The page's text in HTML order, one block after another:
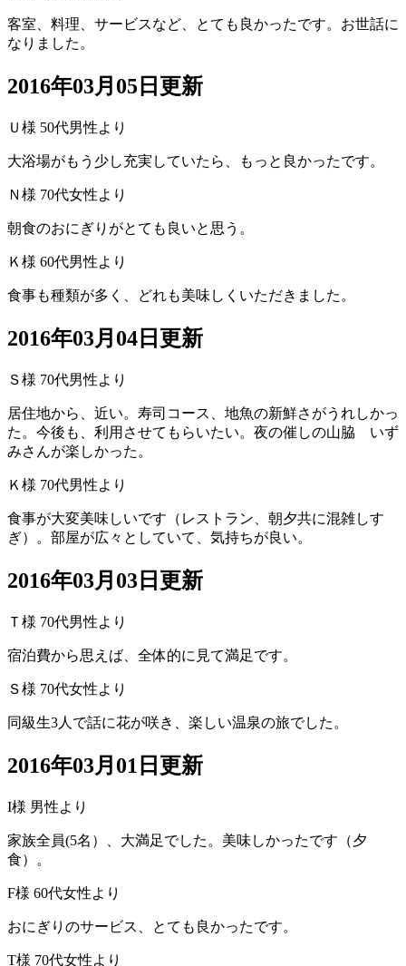
客室、料理、サービスなど、とても良かったです。お世話に
なりました。
2016年03月05日更新
Ｕ様 50代男性より
大浴場がもう少し充実していたら、もっと良かったです。
Ｎ様 70代女性より
朝食のおにぎりがとても良いと思う。
Ｋ様 60代男性より
食事も種類が多く、どれも美味しくいただきました。
2016年03月04日更新
Ｓ様 70代男性より
居住地から、近い。寿司コース、地魚の新鮮さがうれしかっ
た。今後も、利用させてもらいたい。夜の催しの山脇 いず
みさんが楽しかった。
Ｋ様 70代男性より
食事が大変美味しいです（レストラン、朝夕共に混雑しす
ぎ）。部屋が広々としていて、気持ちが良い。
2016年03月03日更新
Ｔ様 70代男性より
宿泊費から思えば、全体的に見て満足です。
Ｓ様 70代女性より
同級生3人で話に花が咲き、楽しい温泉の旅でした。
2016年03月01日更新
I様 男性より
家族全員(5名）、大満足でした。美味しかったです（夕
食）。
F様 60代女性より
おにぎりのサービス、とても良かったです。
T様 70代女性より